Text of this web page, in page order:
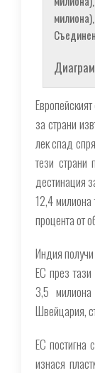
за страни
лек спад
тези страни
дестинация
12,4 милиона
процента от
Индия
ЕС през
3,5
Швейцария,
ЕС постигна
изнася